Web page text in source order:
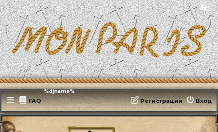
📻
FAQ Вход
Регистрация
Эфирит: ♫ %djname%